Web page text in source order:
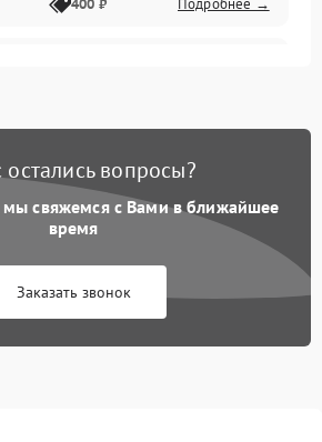
400 ₽ Подробнее →
остались вопросы?
мы свяжемся с Вами в ближайшее
время
Заказать звонок